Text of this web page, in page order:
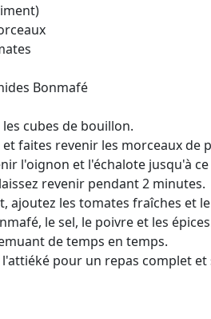
Bonmafé
cubes de bouillon.
faites revenir les morceaux de
l'oignon et l'échalote jusqu'à
revenir pendant 2 minutes.
ajoutez les tomates fraîches et
le sel, le poivre et les
de temps en temps.
pour un repas complet et